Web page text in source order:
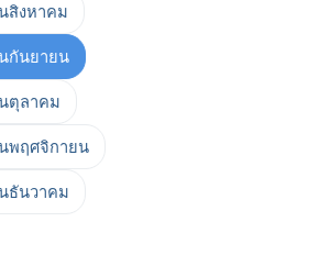
สิงหาคม
กันยายน
ตุลาคม
พฤศจิกายน
ธันวาคม